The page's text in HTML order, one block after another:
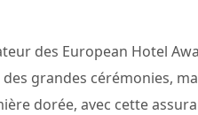
des European Hotel
grandes cérémonies,
dorée, avec cette